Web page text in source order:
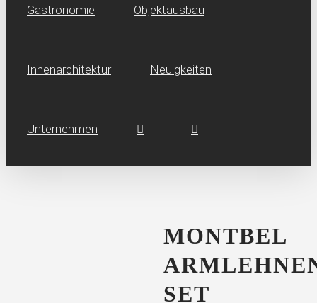
Gastronomie Objektausbau
Innen­architektur Neuig­keiten
Unternehmen
MONTBEL
SET